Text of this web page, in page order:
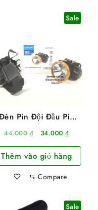
Sale
Pin Đội Đầu Pin
Sạc 1 Bóng 50W Siêu
Sáng Kèm Bộ Sạc
44.000₫
Giá
là:
44.000 ₫.
34.000₫Giá
tại
là:
Thêm vào giỏ hàng
⇆ Compare
Sale